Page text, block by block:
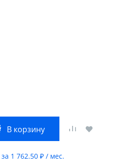
В корзину
за 1 762.50 ₽ / мес.